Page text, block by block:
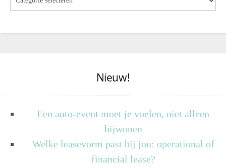
Nieuw!
Een auto-event moet je voelen, niet alleen
bijwonen
Welke leasevorm past bij jou: operational of
financial lease?